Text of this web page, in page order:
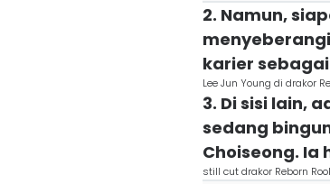
2. Namun,
karier
Lee Jun Young di drakor
3. Di sisi lain,
sedang
Choiseong.
still cut drakor Reborn